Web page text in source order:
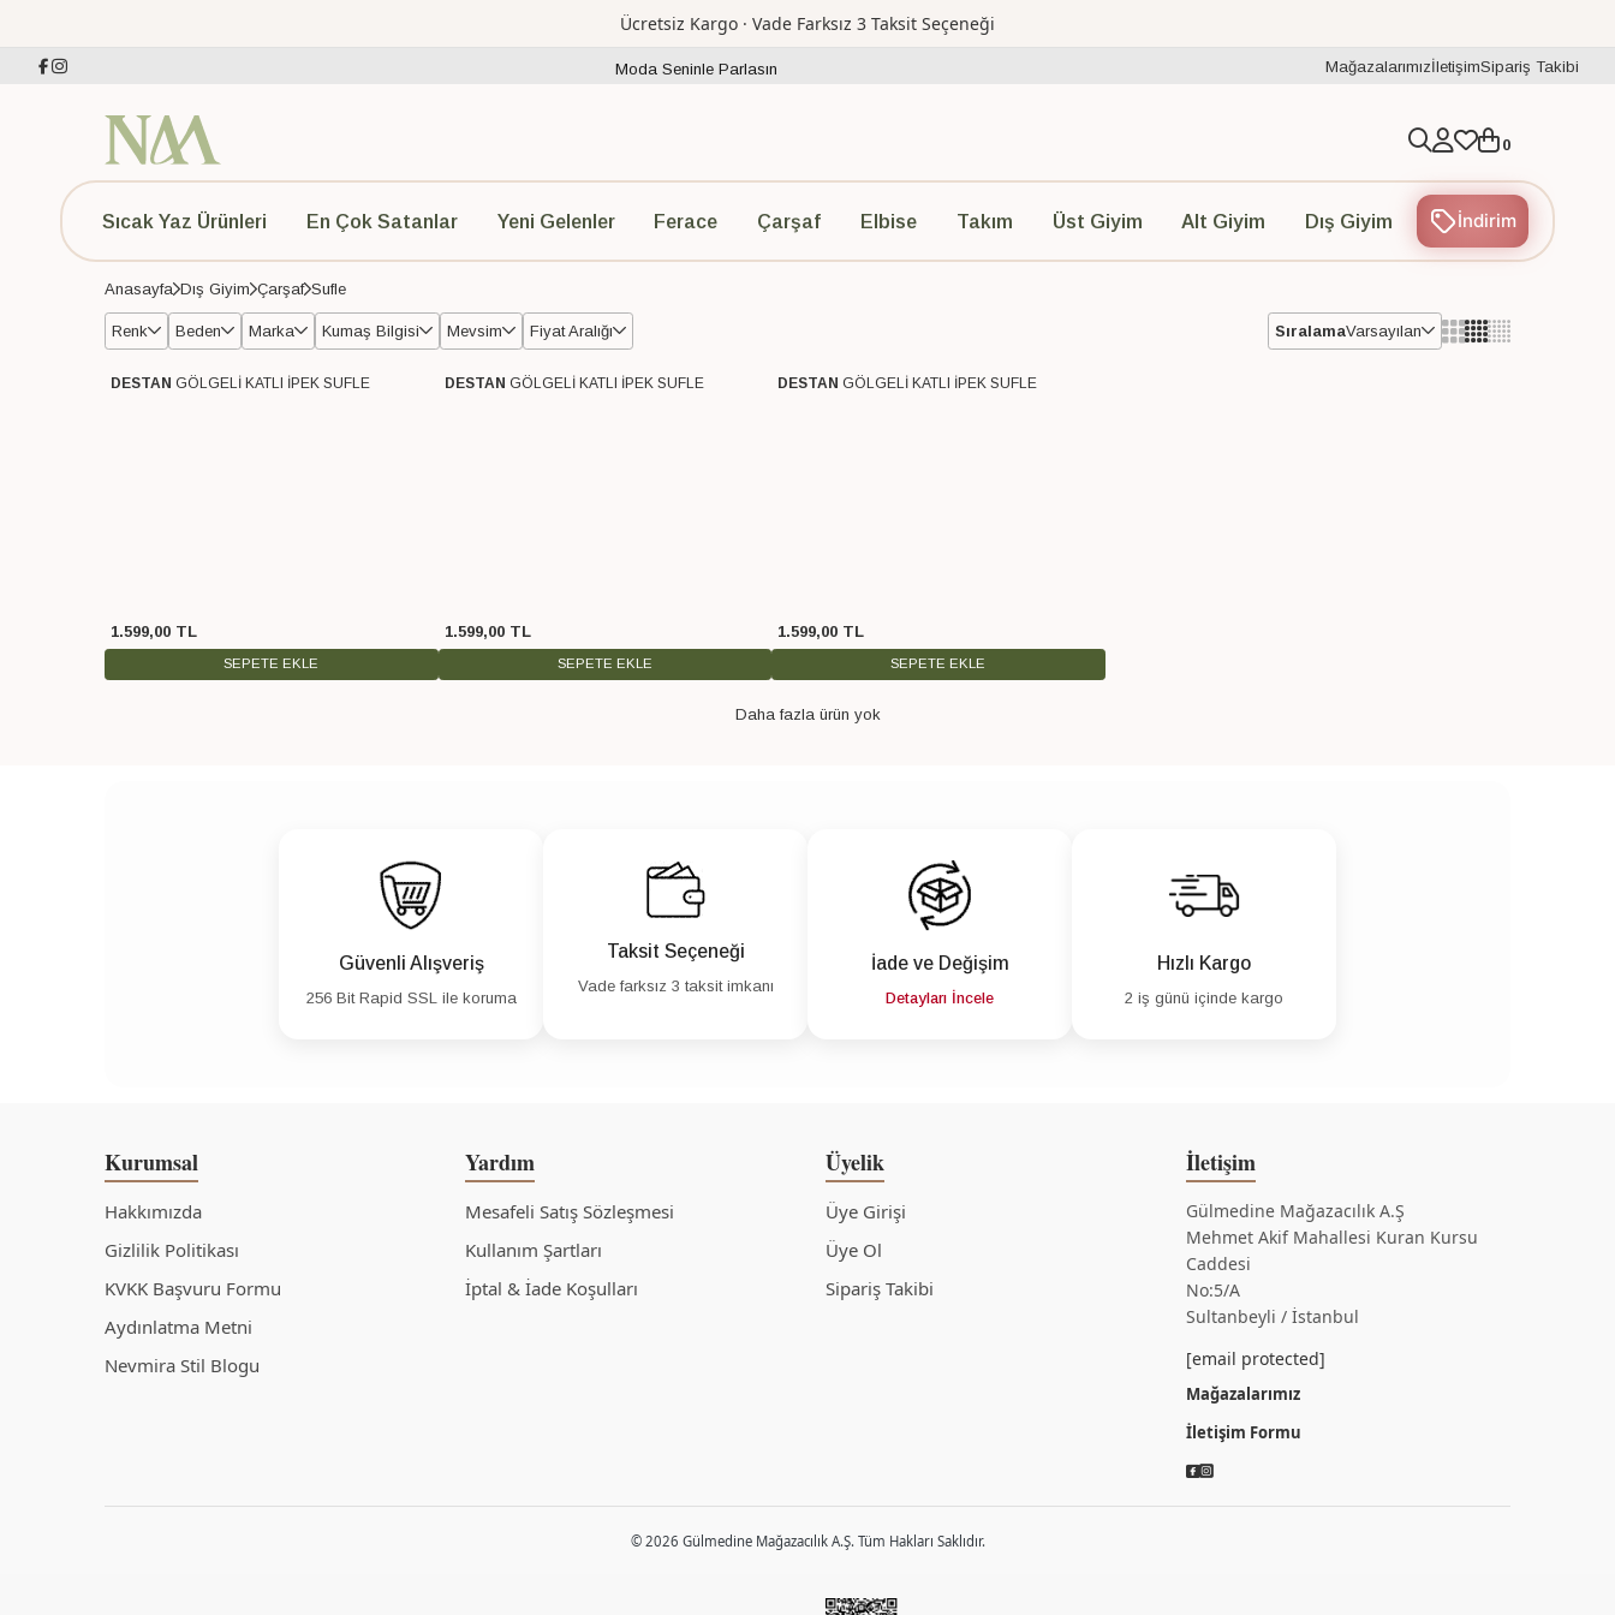
Ücretsiz Kargo · Vade Farksız 3 Taksit Seçeneği
Moda Seninle Parlasın MağazalarımızİletişimSipariş Takibi
0
Sıcak Yaz Ürünleri En Çok Satanlar Yeni Gelenler Ferace Çarşaf Elbise Takım Üst Giyim Alt Giyim Dış Giyim İndirim
Anasayfa Dış Giyim Çarşaf Sufle
Renk Beden Marka Kumaş Bilgisi Mevsim Fiyat Aralığı SıralamaVarsayılan
Ücretsiz Kargo
DESTAN GÖLGELİ KATLI İPEK SUFLE
1.599,00 TL
SEPETE EKLE
Ücretsiz Kargo
DESTAN GÖLGELİ KATLI İPEK SUFLE
1.599,00 TL
SEPETE EKLE
Ücretsiz Kargo
DESTAN GÖLGELİ KATLI İPEK SUFLE
1.599,00 TL
SEPETE EKLE
Daha fazla ürün yok
Güvenli Alışveriş
256 Bit Rapid SSL ile koruma
Taksit Seçeneği
Vade farksız 3 taksit imkanı
İade ve Değişim
Detayları İncele
Hızlı Kargo
2 iş günü içinde kargo
Kurumsal
Hakkımızda
Gizlilik Politikası
KVKK Başvuru Formu
Aydınlatma Metni
Nevmira Stil Blogu
Yardım
Mesafeli Satış Sözleşmesi
Kullanım Şartları
İptal & İade Koşulları
Üyelik
Üye Girişi
Üye Ol
Sipariş Takibi
İletişim
Gülmedine Mağazacılık A.Ş
Mehmet Akif Mahallesi Kuran Kursu
Caddesi
No:5/A
Sultanbeyli / İstanbul
[email protected]
Mağazalarımız
İletişim Formu
© 2026 Gülmedine Mağazacılık A.Ş. Tüm Hakları Saklıdır.